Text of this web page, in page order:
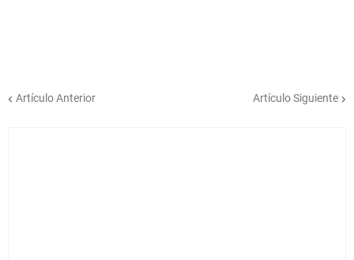
Artículo Anterior Artículo Siguiente